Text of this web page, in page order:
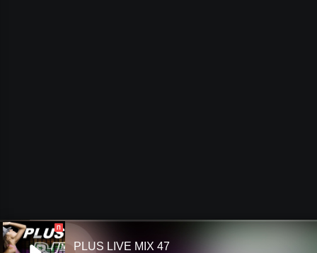
П
PLUS LIVE MIX 47